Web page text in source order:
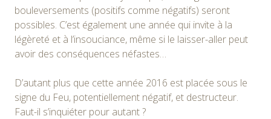
bouleversements (positifs comme négatifs) seront
possibles. C’est également une année qui invite à la
légèreté et à l’insouciance, même si le laisser-aller peut
avoir des conséquences néfastes…
D’autant plus que cette année 2016 est placée sous le
signe du Feu, potentiellement négatif, et destructeur.
Faut-il s’inquiéter pour autant ?